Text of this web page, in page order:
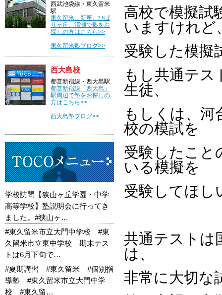
高校で模擬試
いますけれど
受験した模擬
もし共通テ
生徒、
もしくは、河
校の模試を
受験したこと
いる模擬を
受験してほし
共通テストは
は、
非常に大切な
西武池袋線・東久留米
駅
東久留米、新座、ひば
りヶ丘、清瀬で塾をお
探しの方はこちら>>
東久留米塾ブログ>>
西大島校
都営新宿線・西大島駅
都営新宿線「西大島」
駅周辺で塾をお探しの
方はこちら>>
西大島塾ブログ>>
学校訪問【狭山ヶ丘学園・中学
高等学校】塾説明会に行ってき
ました。#狭山ヶ…
#東久留米市立大門中学校 #東
久留米市立東中学校 期末テス
トは6月下旬で…
#夏期講習 #東久留米 #個別指
導塾 #東久留米市立大門中学
校 #東久留…